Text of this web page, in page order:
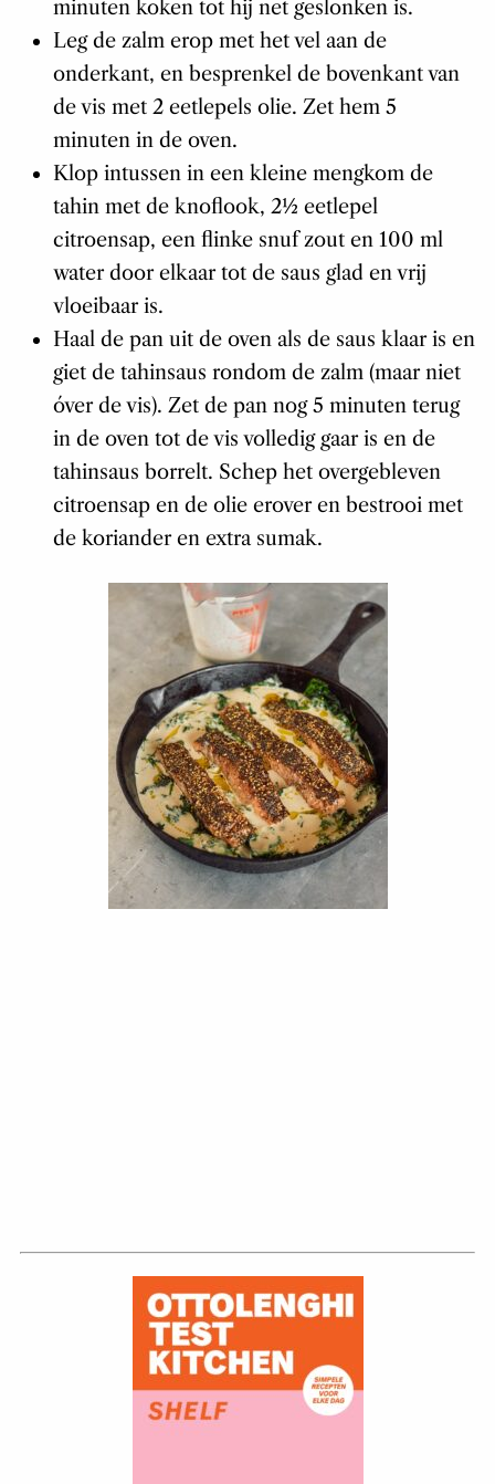
minuten koken tot hij net geslonken is.
Leg de zalm erop met het vel aan de
onderkant, en besprenkel de bovenkant van
de vis met 2 eetlepels olie. Zet hem 5
minuten in de oven.
Klop intussen in een kleine mengkom de
tahin met de knoflook, 2½ eetlepel
citroensap, een flinke snuf zout en 100 ml
water door elkaar tot de saus glad en vrij
vloeibaar is.
Haal de pan uit de oven als de saus klaar is en
giet de tahinsaus rondom de zalm (maar niet
óver de vis). Zet de pan nog 5 minuten terug
in de oven tot de vis volledig gaar is en de
tahinsaus borrelt. Schep het overgebleven
citroensap en de olie erover en bestrooi met
de koriander en extra sumak.